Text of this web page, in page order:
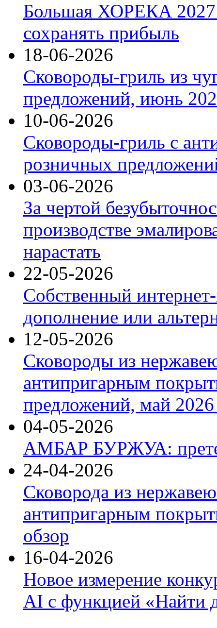
Большая ХОРЕКА 2027:
сохранять прибыль
18-06-2026
Сковороды-гриль из
предложений, июнь
10-06-2026
Сковороды-гриль с
розничных
03-06-2026
За чертой
производстве
нарастать
22-05-2026
Собственный
дополнение или
12-05-2026
Сковороды из
антипригарным
предложений, май 2026
04-05-2026
АМБАР БУРЖУА:
24-04-2026
Сковорода из
антипригарным
обзор
16-04-2026
Новое измерение
AI с функцией «Найти